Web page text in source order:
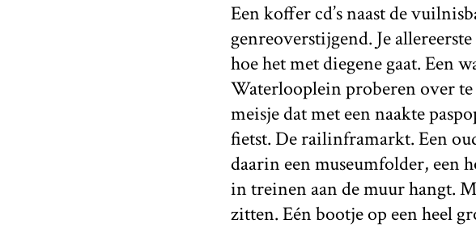
Een koffer cd’s naast de
genreoverstijgend. Je
hoe het met diegene gaat. Een
Waterlooplein proberen over te
meisje dat met een naakte
fietst. De railinframarkt. Een
daarin een museumfolder, een
in treinen aan de muur hangt.
zitten. Eén bootje op een heel